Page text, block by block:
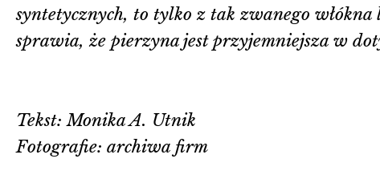
syntetycznych, to tylko z tak zwanego
sprawia, że pierzyna jest przyjemniejsza w
Tekst: Monika A. Utnik
Fotografie: archiwa firm